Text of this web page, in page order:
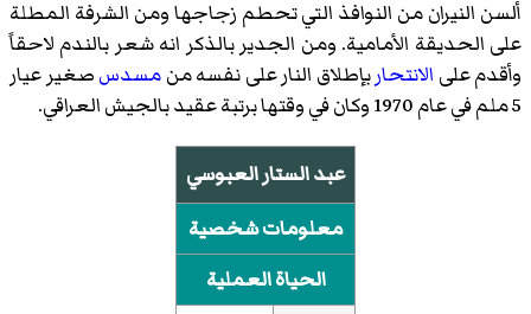
ألسن النيران من النوافذ التي تحطم زجاجها ومن الشرفة المطلة
على الحديقة الأمامية. ومن الجدير بالذكر انه شعر بالندم لاحقاً
وأقدم على الانتحاربإطلاق النار على نفسه منمسدسصغير عيار
5 ملم في عام 1970 وكان في وقتها برتبة عقيد بالجيش العراقي.
عبد الستار العبوسي
معلومات شخصية
الحياة العملية